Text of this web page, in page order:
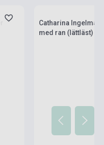
Catharina
med ran (lättläst)